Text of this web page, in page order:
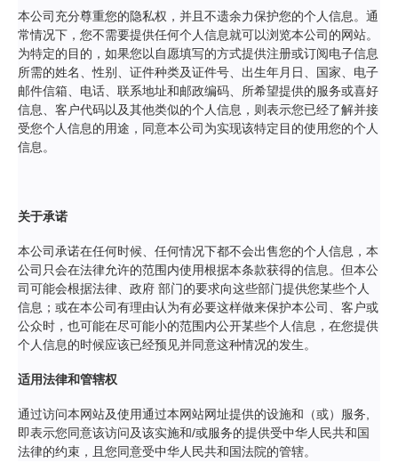
本公司充分尊重您的隐私权，并且不遗余力保护您的个人信息。通
常情况下，您不需要提供任何个人信息就可以浏览本公司的网站。
为特定的目的，如果您以自愿填写的方式提供注册或订阅电子信息
所需的姓名、性别、证件种类及证件号、出生年月日、国家、电子
邮件信箱、电话、联系地址和邮政编码、所希望提供的服务或喜好
信息、客户代码以及其他类似的个人信息，则表示您已经了解并接
受您个人信息的用途，同意本公司为实现该特定目的使用您的个人
信息。
关于承诺
本公司承诺在任何时候、任何情况下都不会出售您的个人信息，本
公司只会在法律允许的范围内使用根据本条款获得的信息。但本公
司可能会根据法律、政府 部门的要求向这些部门提供您某些个人
信息；或在本公司有理由认为有必要这样做来保护本公司、客户或
公众时，也可能在尽可能小的范围内公开某些个人信息，在您提供
个人信息的时候应该已经预见并同意这种情况的发生。
适用法律和管辖权
通过访问本网站及使用通过本网站网址提供的设施和（或）服务,
即表示您同意该访问及该实施和/或服务的提供受中华人民共和国
法律的约束，且您同意受中华人民共和国法院的管辖。